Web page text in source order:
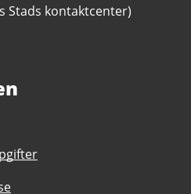
Stads kontaktcenter)